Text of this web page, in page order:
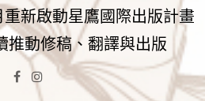
新啟動星鷹國際出版計畫
推動修稿、翻譯與出版
Facebook
Instagram